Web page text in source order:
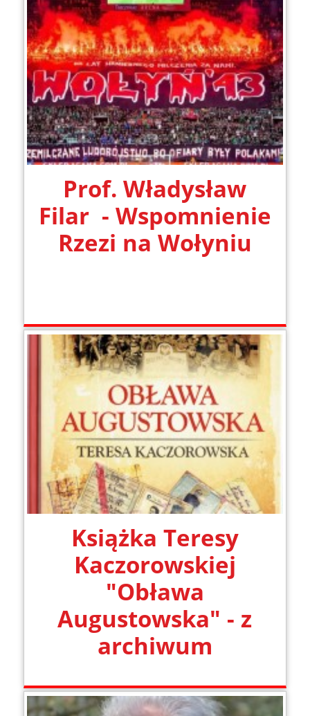
Prof. Władysław
Filar - Wspomnienie
Rzezi na Wołyniu
Książka Teresy
Kaczorowskiej
"Obława
Augustowska" - z
archiwum